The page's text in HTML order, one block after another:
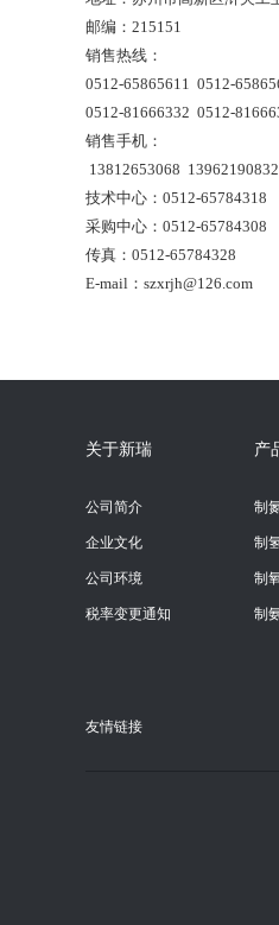
邮编：215151
销售热线：
0512-65865611 0512-
0512-81666332 0512-
销售手机：
13812653068 13962190832
技术中心：0512-65784318
采购中心：0512-65784308
传真：0512-65784328
E-mail：szxrjh@126.com
关于新瑞
公司简介
企业文化
公司环境
税率变更通知
产
制
制
制
制
友情链接